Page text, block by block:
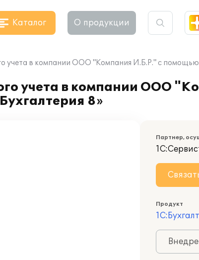
Каталог О продукции
учета в компании ООО "Компания И.Б.Р." с
учета в компании ООО
8»
Партнер,
Продукт